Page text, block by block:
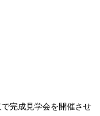
完成見学会を開催させ